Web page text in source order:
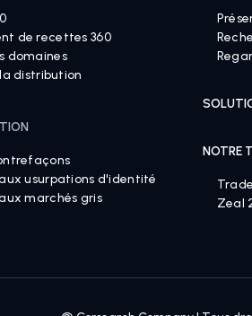
de recettes 360
domaines
distribution
usurpations d'identité
marchés gris
NOTRE
Zeal